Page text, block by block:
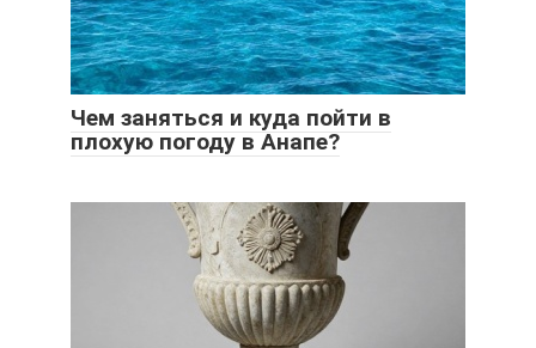
Чем заняться и куда пойти в
плохую погоду в Анапе?